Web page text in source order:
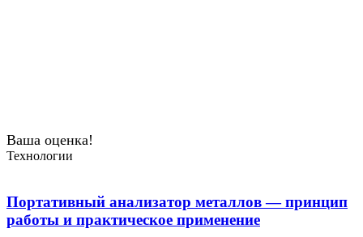
Ваша оценка!
Технологии
Портативный анализатор металлов — принцип
работы и практическое применение